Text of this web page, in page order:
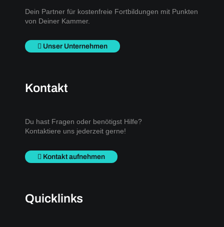
Dein Partner für kostenfreie Fortbildungen mit Punkten
von Deiner Kammer.
Unser Unternehmen
Kontakt
Du hast Fragen oder benötigst Hilfe?
Kontaktiere uns jederzeit gerne!
Kontakt aufnehmen
Quicklinks